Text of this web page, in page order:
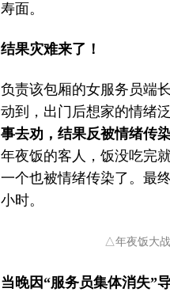
寿面。
结果灾难来了！
负责该包厢的女服务员端
动到，出门后想家的情绪
事去劝，结果反被情绪传
年夜饭的客人，饭没吃完
一个也被情绪传染了。最
小时。
△年夜饭大战
当晚因“服务员集体消失”